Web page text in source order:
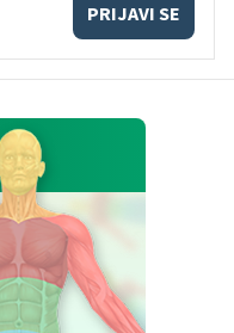
PRIJAVI SE